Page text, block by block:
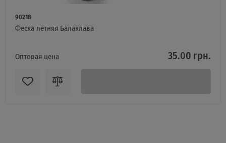
90218
Феска летняя Балаклава
Оптовая цена 35.00 грн.